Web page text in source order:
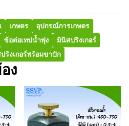
เกษตร
อุปกรณ์การเกษตร
ข้อต่อเทปน้ำพุ่ง
มินิสปริงเกอร์
ริงเกอร์พร้อมขาปัก
ง